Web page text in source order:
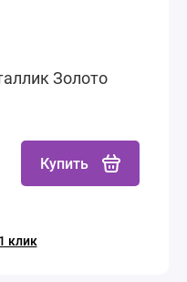
Золото
Купить
клик